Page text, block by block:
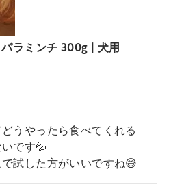
パラミンチ 300g | 犬用
うやったら食べてくれる
です💦
試した方がいいですね😅